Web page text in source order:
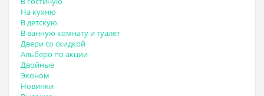
На кухню
В детскую
В ванную комнату и туалет
Двери со скидкой
Альберо по акции
Двойные
Эконом
Новинки